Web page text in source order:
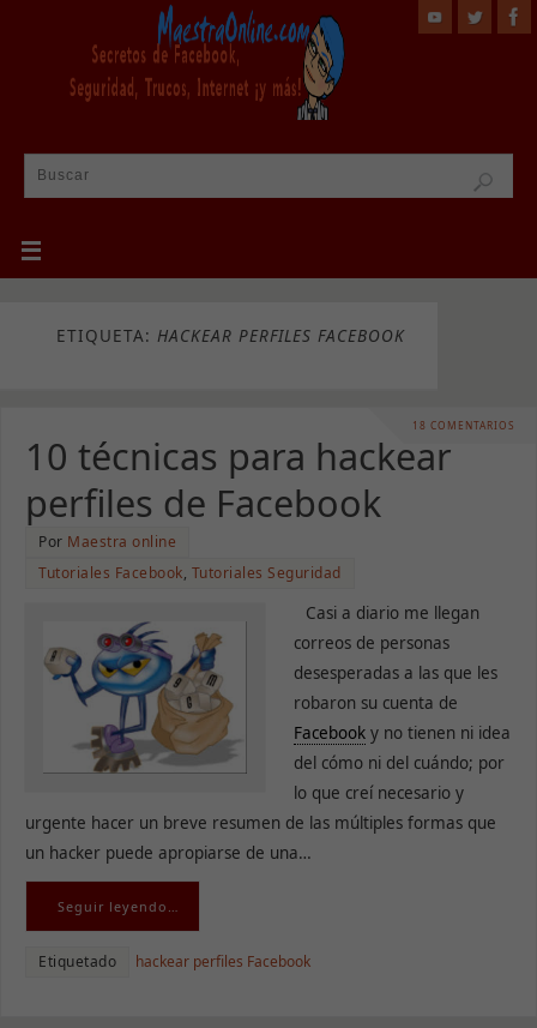
ETIQUETA: HACKEAR PERFILES FACEBOOK
18 COMENTARIOS
10 técnicas para hackear
perfiles de Facebook
Por Maestra online
Tutoriales Facebook, Tutoriales Seguridad
Casi a diario me llegan
correos de personas
desesperadas a las que les
robaron su cuenta de
Facebook y no tienen ni idea
del cómo ni del cuándo; por
lo que creí necesario y
urgente hacer un breve resumen de las múltiples formas que
un hacker puede apropiarse de una…
Seguir leyendo…
Etiquetado hackear perfiles Facebook